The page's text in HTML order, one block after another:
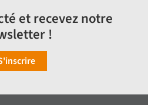
et recevez notre
!